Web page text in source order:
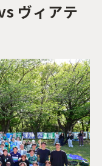
ヴィアテ